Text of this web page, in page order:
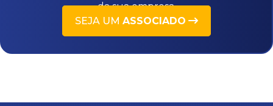
da sua empresa.
SEJA UM ASSOCIADO